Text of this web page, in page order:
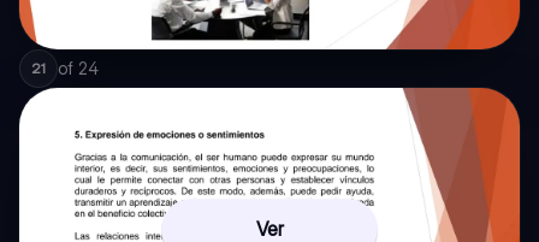
21 of 24
Ver